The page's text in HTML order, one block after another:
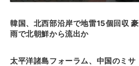
韓国、北西部沿岸で地雷15個回収 豪
雨で北朝鮮から流出か
太平洋諸島フォーラム、中国のミサ